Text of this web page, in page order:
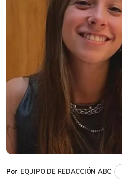
EQUIPO DE REDACCIÓN ABC